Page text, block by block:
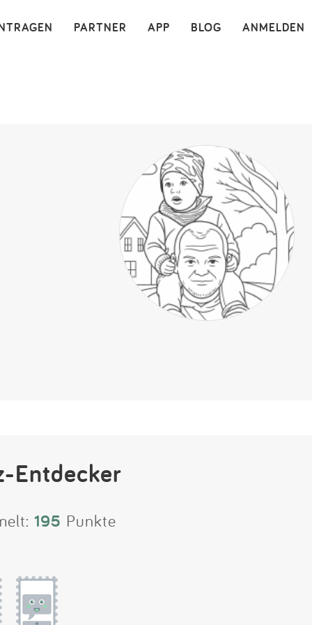
ANMELDEN
BLOG
APP
PARTNER ×
Entdecker
195 Punkte